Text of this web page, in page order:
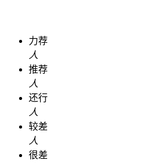
力荐
人
推荐
人
还行
人
较差
人
很差